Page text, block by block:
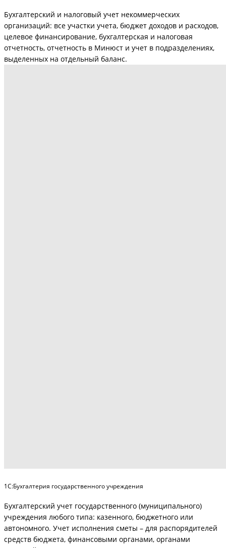
Бухгалтерский и налоговый учет некоммерческих
организаций: все участки учета, бюджет доходов и расходов,
целевое финансирование, бухгалтерская и налоговая
отчетность, отчетность в Минюст и учет в подразделениях,
выделенных на отдельный баланс.
1С:Бухгалтерия государственного учреждения
Бухгалтерский учет государственного (муниципального)
учреждения любого типа: казенного, бюджетного или
автономного. Учет исполнения сметы – для распорядителей
средств бюджета, финансовыми органами, органами